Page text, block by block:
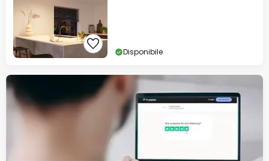
Disponibile